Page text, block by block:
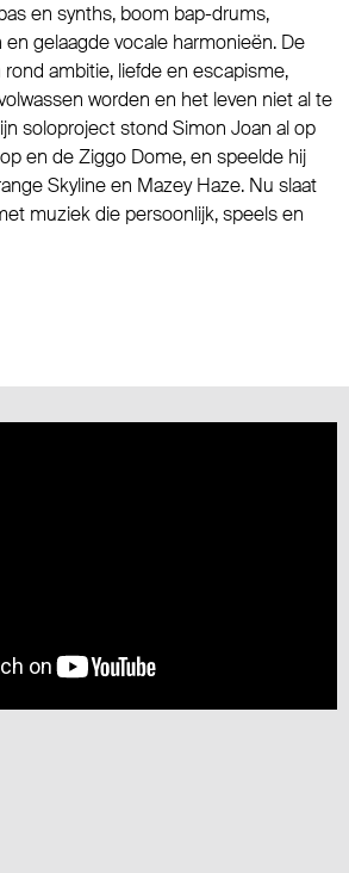
en synths, boom bap-drums,
gelaagde vocale harmonieën. De
ambitie, liefde en escapisme,
worden en het leven niet al te
soloproject stond Simon Joan al op
en de Ziggo Dome, en speelde hij
Skyline en Mazey Haze. Nu slaat
muziek die persoonlijk, speels en